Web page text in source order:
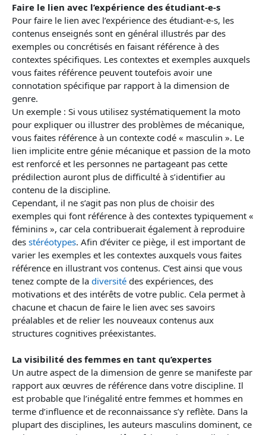
Faire le lien avec l’expérience des étudiant-e-s
Pour faire le lien avec l’expérience des étudiant-e-s, les
contenus enseignés sont en général illustrés par des
exemples ou concrétisés en faisant référence à des
contextes spécifiques. Les contextes et exemples auxquels
vous faites référence peuvent toutefois avoir une
connotation spécifique par rapport à la dimension de
genre.
Un exemple : Si vous utilisez systématiquement la moto
pour expliquer ou illustrer des problèmes de mécanique,
vous faites référence à un contexte codé « masculin ». Le
lien implicite entre génie mécanique et passion de la moto
est renforcé et les personnes ne partageant pas cette
prédilection auront plus de difficulté à s’identifier au
contenu de la discipline.
Cependant, il ne s’agit pas non plus de choisir des
exemples qui font référence à des contextes typiquement «
féminins », car cela contribuerait également à reproduire
des stéréotypes. Afin d’éviter ce piège, il est important de
varier les exemples et les contextes auxquels vous faites
référence en illustrant vos contenus. C’est ainsi que vous
tenez compte de la diversité des expériences, des
motivations et des intérêts de votre public. Cela permet à
chacune et chacun de faire le lien avec ses savoirs
préalables et de relier les nouveaux contenus aux
structures cognitives préexistantes.
La visibilité des femmes en tant qu’expertes
Un autre aspect de la dimension de genre se manifeste par
rapport aux œuvres de référence dans votre discipline. Il
est probable que l’inégalité entre femmes et hommes en
terme d’influence et de reconnaissance s’y reflète. Dans la
plupart des disciplines, les auteurs masculins dominent, ce